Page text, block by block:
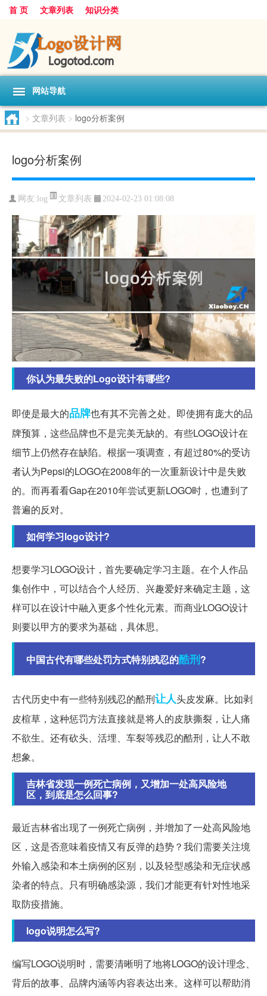
首 页 文章列表 知识分类
网站导航
> 文章列表 > logo分析案例
logo分析案例
网友: log 文章列表 2024-02-23 01:08:08
你认为最失败的Logo设计有哪些?
即使是最大的品牌也有其不完善之处。即使拥有庞大的品
牌预算，这些品牌也不是完美无缺的。有些LOGO设计在
细节上仍然存在缺陷。根据一项调查，有超过80%的受访
者认为Pepsi的LOGO在2008年的一次重新设计中是失败
的。而再看看Gap在2010年尝试更新LOGO时，也遭到了
普遍的反对。
如何学习logo设计?
想要学习LOGO设计，首先要确定学习主题。在个人作品
集创作中，可以结合个人经历、兴趣爱好来确定主题，这
样可以在设计中融入更多个性化元素。而商业LOGO设计
则要以甲方的要求为基础，具体思。
中国古代有哪些处罚方式特别残忍的酷刑?
古代历史中有一些特别残忍的酷刑让人头皮发麻。比如剥
皮楦草，这种惩罚方法直接就是将人的皮肤撕裂，让人痛
不欲生。还有砍头、活埋、车裂等残忍的酷刑，让人不敢
想象。
吉林省发现一例死亡病例，又增加一处高风险地
区，到底是怎么回事?
最近吉林省出现了一例死亡病例，并增加了一处高风险地
区，这是否意味着疫情又有反弹的趋势？我们需要关注境
外输入感染和本土病例的区别，以及轻型感染和无症状感
染者的特点。只有明确感染源，我们才能更有针对性地采
取防疫措施。
logo说明怎么写?
编写LOGO说明时，需要清晰明了地将LOGO的设计理念、
背后的故事、品牌内涵等内容表达出来。这样可以帮助消